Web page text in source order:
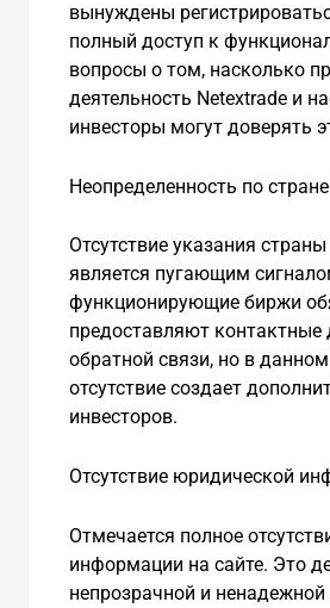
вынуждены
полный доступ к
вопросы о том, насколько
деятельность Netextrade и
инвесторы могут доверять
Неопределенность по
Отсутствие указания
является пугающим
функционирующие биржи
предоставляют контактные
обратной связи, но в
отсутствие создает
инвесторов.
Отсутствие юридической
Отмечается полное
информации на сайте. Это
непрозрачной и